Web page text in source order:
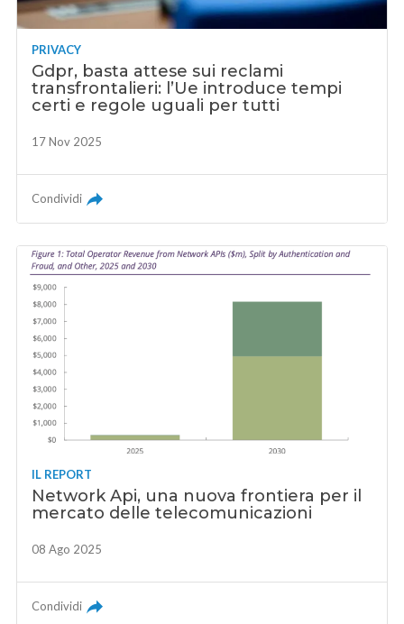
PRIVACY
Gdpr, basta attese sui reclami
transfrontalieri: l’Ue introduce tempi
certi e regole uguali per tutti
17 Nov 2025
Condividi
IL REPORT
Network Api, una nuova frontiera per il
mercato delle telecomunicazioni
08 Ago 2025
Condividi